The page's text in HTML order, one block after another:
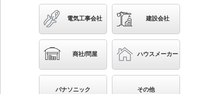
かんたん照度計算
壁直付型 LED（昼白色） ベースライト（非常用）
30分間タイプ 階段非常灯ひとセンサON/OFF Nタイ
電気工事会社 建設会社
商社/問屋 ハウスメーカー
パナソニック その他